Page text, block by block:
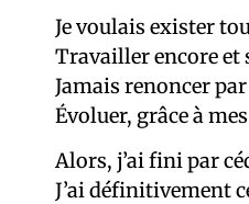
Je voulais exister
Travailler encore et
Jamais renoncer
Évoluer, grâce à
Alors, j’ai fini par
J’ai définitivement